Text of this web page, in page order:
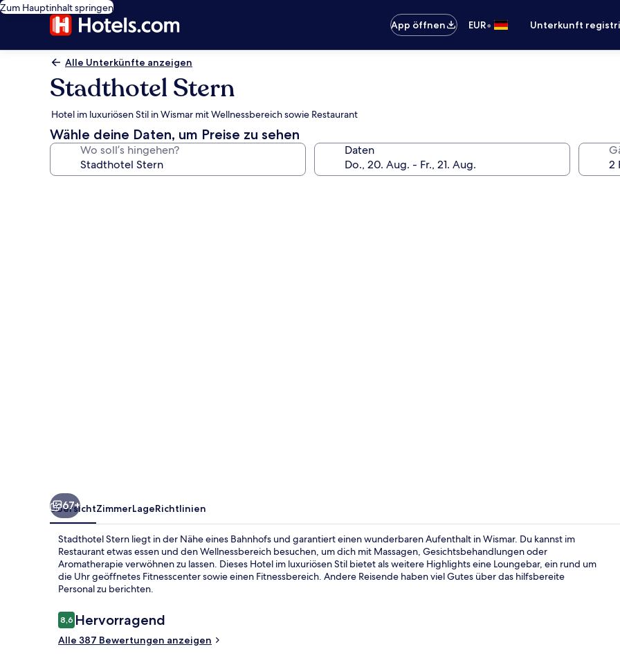
Zum Hauptinhalt springen
App öffnen
EUR• Unterkunft
Alle Unterkünfte anzeigen
Stadthotel Stern
Hotel im luxuriösen Stil in Wismar mit Wellnessbereich sowie Restaurant
Wähle deine Daten, um Preise zu sehen
Wo soll’s hingehen? Daten
67+
ÜbersichtZimmerLageRichtlinien
Stadthotel Stern liegt in der Nähe eines Bahnhofs und garantiert einen wunderbaren Aufenthalt in Wismar. Du kannst im
Restaurant etwas essen und den Wellnessbereich besuchen, um dich mit Massagen, Gesichtsbehandlungen oder
Aromatherapie verwöhnen zu lassen. Dieses Hotel im luxuriösen Stil bietet als weitere Highlights eine Loungebar, ein rund um
die Uhr geöffnetes Fitnesscenter sowie einen Fitnessbereich. Andere Reisende haben viel Gutes über das hilfsbereite
Personal zu berichten.
Bewertungen
8,68,6 von 10.
Hervorragend
Alle 387 Bewertungen anzeigen